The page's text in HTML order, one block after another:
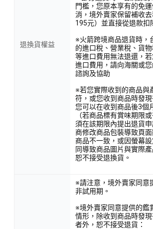
退換貨權益
門檻，您原本享有的免
消，境外賣家保留補收
195元）並直接從退款扣
※火箭跨境商品退貨時，
的進口稅、營業稅、貨
等進口費用無法退還，
進口費用，請向海關或
諮詢及協助
※若您實際收到的商品與
符，或您收到商品時發現
您可以在收到商品後3個
（若商品標有賞味期限
須在該期限內提出退貨
商修改商品包裝導致頁
商品不一致，或因螢幕
同導致商品圖片與實際產
恕不接受退換貨。
※請注意，境外賣家同意
非試用期。
※境外賣家同意提供的鑑
情形，除收到商品時發
者外，恕不接受退貨：